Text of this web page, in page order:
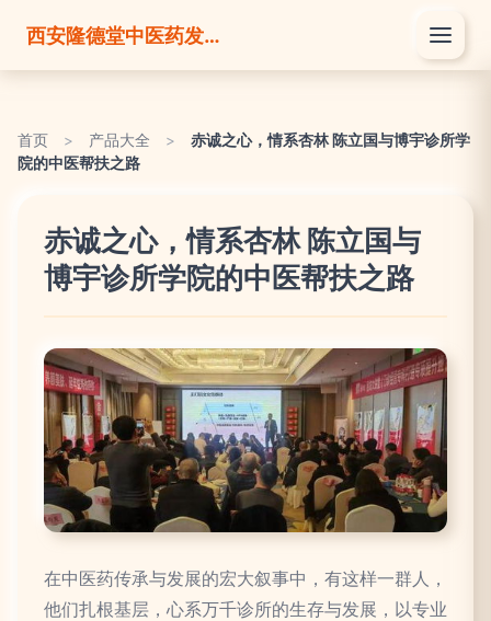
西安隆德堂中医药发展有限公司
首页 > 产品大全 >
赤诚之心，情系杏林 陈立国与博宇诊所学
院的中医帮扶之路
赤诚之心，情系杏林 陈立国与
博宇诊所学院的中医帮扶之路
在中医药传承与发展的宏大叙事中，有这样一群人，
他们扎根基层，心系万千诊所的生存与发展，以专业